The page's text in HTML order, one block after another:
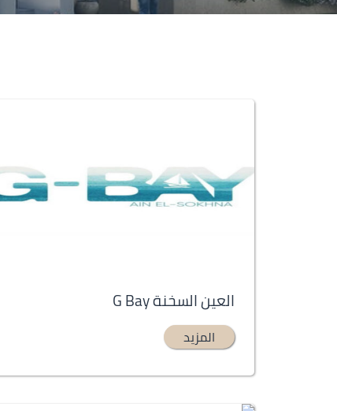
العين السخنة G Bay
المزيد